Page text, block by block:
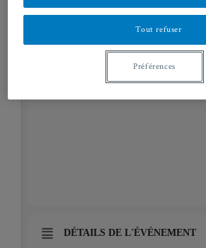
DÉTAILS DE L'ÉVÉNEMENT
Tout refuser
Préférences